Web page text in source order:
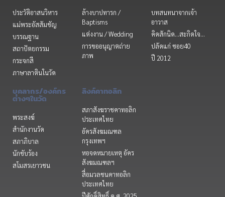
ประวัติอาสนวิหาร
แม่พระอัสสัมชัญ
บรรณฐาน
สถาปัตยกรรม
กระจกสี
ภาษาลาตินในวัด
ล้างบาปทารก /
Baptisms
แต่งงาน / Wedding
การขออนุญาตถ่าย
ภาพ
บทสนทนาจากเจ้า
อาวาส
คิดสักนิด...สะกิดใจ...
ปลัดแก่ ซอย40
ปี 2012
บุคลากร/องค์กร
ต่างๆในวัด
พระสงฆ์
สำนักงานวัด
สภาภิบาล
นักขับร้อง
สโมสรเยาวชน
ลิงค์คาทอลิก
สภาสังฆราชคาทอลิก
ประเทศไทย
อัครสังฆมณฑล
กรุงเทพฯ
หอจดหมายเหตุ อัคร
สังฆมณฑลฯ
สื่อมวลชนคาทอลิก
ประเทศไทย